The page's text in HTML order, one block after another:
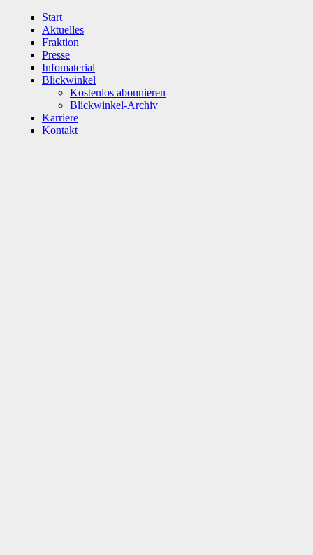
Start
Aktuelles
Fraktion
Presse
Infomaterial
Blickwinkel
Kostenlos abonnieren
Blickwinkel-Archiv
Karriere
Kontakt